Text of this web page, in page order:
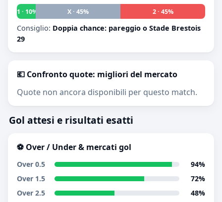
1 · 10%
X · 45% 2 · 45%
Consiglio: Doppia chance: pareggio o Stade Brestois
29
💶 Confronto quote: migliori del mercato
Quote non ancora disponibili per questo match.
Gol attesi e risultati esatti
⚽ Over / Under & mercati gol
Over 0.5
94%
Over 1.5
72%
Over 2.5
48%